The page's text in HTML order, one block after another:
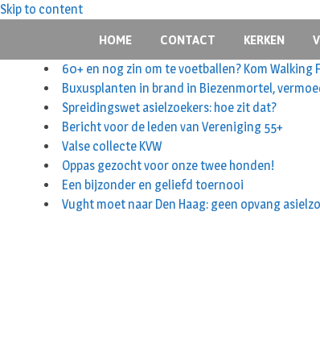
Skip to content
HOME CONTACT KERKEN
60+ en nog zin om te voetballen? Kom Walking
Buxusplanten in brand in Biezenmortel,
Spreidingswet asielzoekers: hoe zit dat?
Bericht voor de leden van Vereniging 55+
Valse collecte KVW
Oppas gezocht voor onze twee honden!
Een bijzonder en geliefd toernooi
Vught moet naar Den Haag: geen opvang